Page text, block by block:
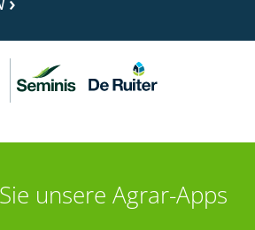
unsere Agrar-Apps